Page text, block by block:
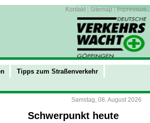
Kontakt Sitemap|Impressum
Tipps zum Straßenverkehr
Samstag, 08. August 2026
Schwerpunkt heute